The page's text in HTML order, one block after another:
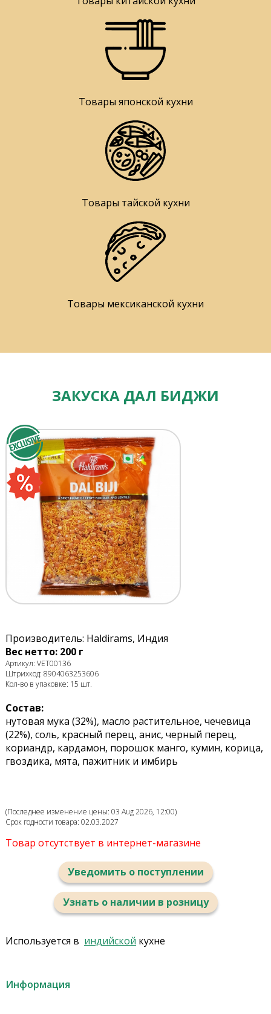
Товары японской кухни
Товары тайской кухни
Товары мексиканской кухни
ЗАКУСКА ДАЛ БИДЖИ
Производитель: Haldirams, Индия
Вес нетто: 200 г
Артикул: VET00136
Штрихкод: 8904063253606
Кол-во в упаковке: 15 шт.
Состав:
нутовая мука (32%), масло растительное, чечевица
(22%), соль, красный перец, анис, черный перец,
кориандр, кардамон, порошок манго, кумин, корица,
гвоздика, мята, пажитник и имбирь
(Последнее изменение цены: 03 Aug 2026, 12:00)
Срок годности товара: 02.03.2027
Товар отсутствует в интернет-магазине
Уведомить о поступлении
Узнать о наличии в розницу
Используется в индийской кухне
Информация